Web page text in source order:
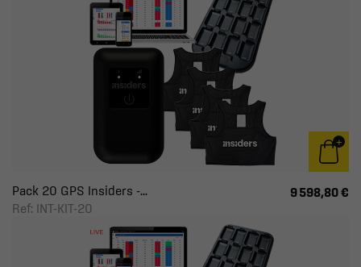
Pack 20 GPS Insiders -...
Ref: INT-KIT-20
9 598,80 €